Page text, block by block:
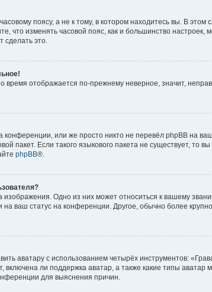
поясу, а не к тому, в котором находитесь вы. В этом
что изменять часовой пояс, как и большинство настроек,
сделать это.
время отображается по-прежнему неверное, значит,
или же просто никто не перевёл phpBB на
пакет. Если такого языкового пакета не существует, то
phpBB®.
Одно из них может относиться к вашему
ваш статус на конференции. Другое, обычно более
аватару с использованием четырёх инструментов:
ли поддержка аватар, а также какие типы аватар
для выяснения причин.